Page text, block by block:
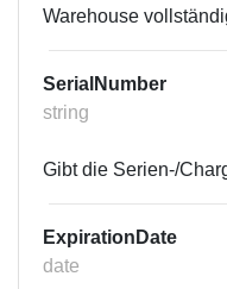
Warehouse
SerialNumber
string
Gibt die Serien-/
ExpirationDate
date